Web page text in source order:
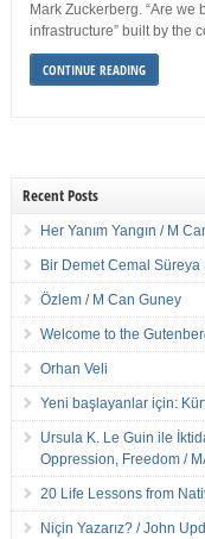
Mark Zuckerberg. “Are we
infrastructure” built by the
CONTINUE READING
Recent Posts
Her Yanım Yangın / M
Bir Demet Cemal Süreya
Özlem / M Can Guney
Welcome to the
Orhan Veli
Yeni başlayanlar için:
Ursula K. Le Guin ile
Oppression, Freedom /
20 Life Lessons from
Niçin Yazarız? / John